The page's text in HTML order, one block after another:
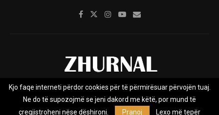
Rreth nesh Impresumi Marketing
Kontakt
Privacy Policy
Kjo faqe interneti përdor cookies për të përmirësuar përvojën tuaj.
Ne do të supozojmë se jeni dakord me këtë, por mund të
çregjistroheni nëse dëshironi.
Pranoj Lexo më tepër